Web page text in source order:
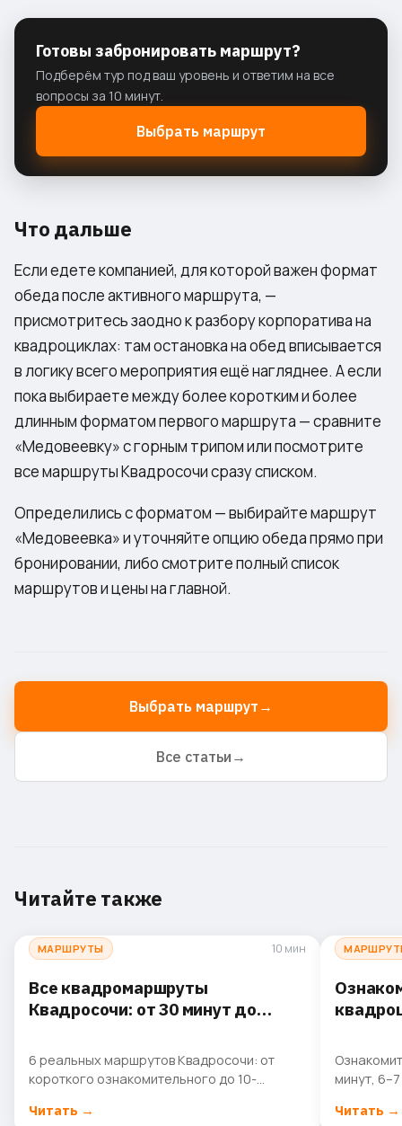
Готовы забронировать маршрут?
Подберём тур под ваш уровень и ответим на все
вопросы за 10 минут.
Выбрать маршрут
Что дальше
Если едете компанией, для которой важен формат
обеда после активного маршрута, —
присмотритесь заодно к разборукорпоратива на
квадроциклах: там остановка на обед вписывается
в логику всего мероприятия ещё нагляднее. А если
пока выбираете между более коротким и более
длинным форматом первого маршрута — сравните
«Медовеевку» сгорным трипомили посмотрите
все маршруты Квадросочисразу списком.
Определились с форматом —выбирайте маршрут
«Медовеевка»и уточняйте опцию обеда прямо при
бронировании, либо смотритеполный список
маршрутов и ценына главной.
Выбрать маршрут →
Все статьи →
Читайте также
МАРШРУТЫ 10 мин
Все квадромаршруты
Квадросочи: от 30 минут до
6 реальных маршрутов Квадросочи: от
короткого ознакомительного до 10-
туров и что ждёт на каждом.
Читать →
минут,
Читать →